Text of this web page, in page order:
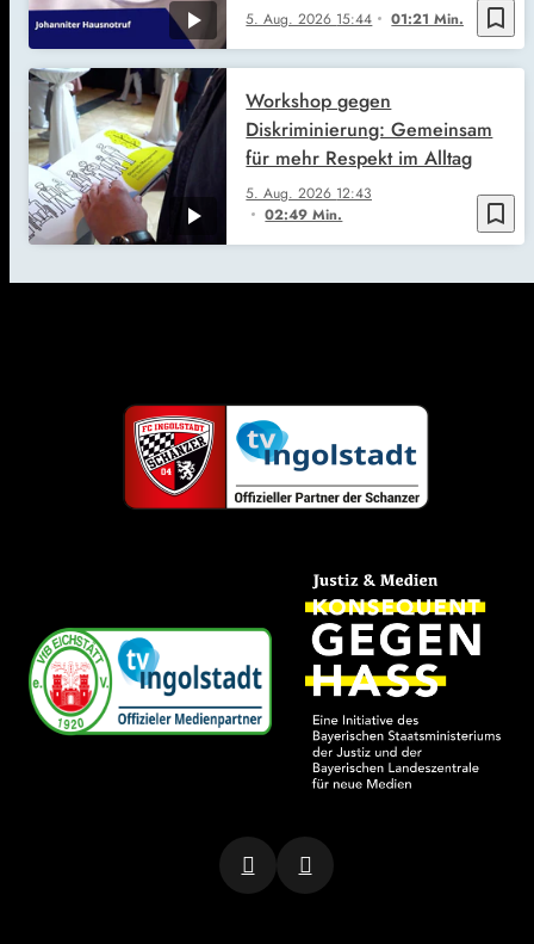
bookmark_border
5. Aug. 2026 15:44 01:21 Min.
bookmark_border
5. Aug. 2026 12:43
02:49 Min.
Workshop gegen
Diskriminierung: Gemeinsam
für mehr Respekt im Alltag